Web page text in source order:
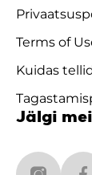
Terms of
Kuidas
Jälgi